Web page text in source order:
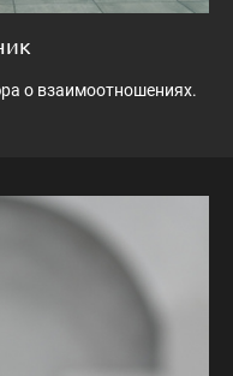
о взаимоотношениях.